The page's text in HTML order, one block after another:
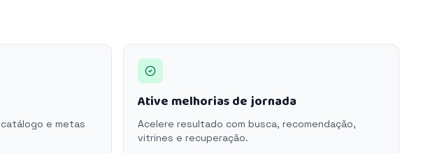
e metas
Ative melhorias de jornada
Acelere resultado com busca, recomendação,
vitrines e recuperação.